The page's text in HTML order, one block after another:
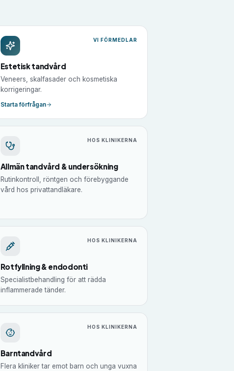
VI FÖRMEDLAR
Estetisk tandvård
Veneers, skalfasader och kosmetiska
korrigeringar.
Starta förfrågan
HOS KLINIKERNA
Allmän tandvård & undersökning
Rutinkontroll, röntgen och förebyggande
vård hos privattandläkare.
HOS KLINIKERNA
Rotfyllning & endodonti
Specialistbehandling för att rädda
inflammerade tänder.
HOS KLINIKERNA
Barntandvård
Flera kliniker tar emot barn och unga vuxna